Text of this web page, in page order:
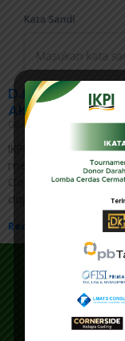
DJP Luncurkan
Akses Data
08/07/2025
IKPI, Jakarta:
meluncurkan
Coretax atau Genta
dapat diakses
Read More »
Address
Main
Gedung